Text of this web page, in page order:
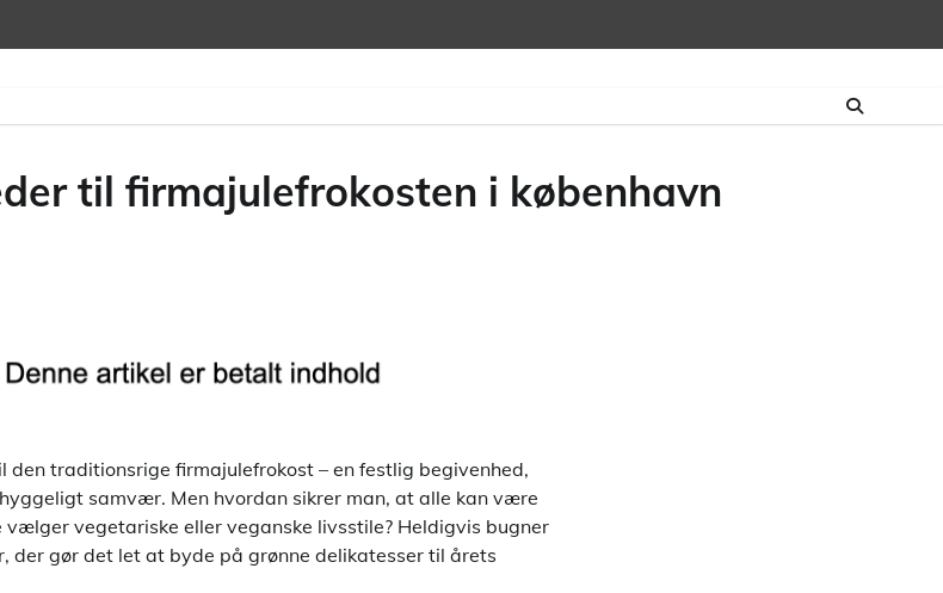
til firmajulefrokosten i københavn
traditionsrige firmajulefrokost – en festlig begivenhed,
samvær. Men hvordan sikrer man, at alle kan være
vegetariske eller veganske livsstile? Heldigvis bugner
der gør det let at byde på grønne delikatesser til årets